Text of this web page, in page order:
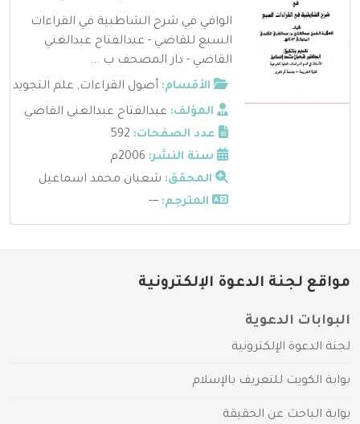
الوافي في شرح الشاطبية في القراءات
السبع للقاضي - عبدالفتاح عبدالغني
القاضي - دار المصحف ب ...
الأقسام: أصول القراءات, علم التجويد
المؤلف: عبدالفتاح عبدالغني القاضي
عدد الصفحات:
سنة النشر:
المحقق: شعبان محمد اسماعيل
المترجم: ---
مواقع لجنة الدعوة الإلكترونية
البوابات الدعوية
لجنة الدعوة الإلكترونية
بوابة الكويت للتعريف بالإسلام
بوابة الباحث عن الحقيقة